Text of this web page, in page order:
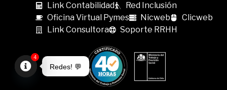
Link Contabilidad
Red Inclusión
Oficina Virtual Pymes
Nicweb
Clicweb
Link Consultora
Soporte RRHH
Redes! 💬
4